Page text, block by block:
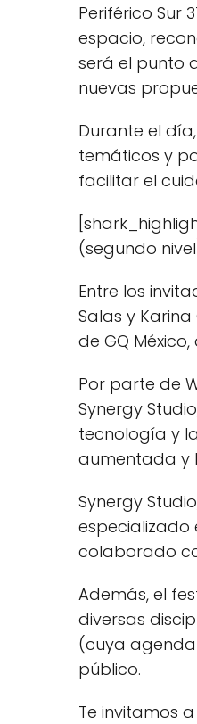
Periférico Sur
espacio,
será el punto
nuevas
Durante el
temáticos y
facilitar el
(segundo
Entre los
Salas y
de GQ
Por parte de
Synergy
tecnología y
aumentada y
Synergy
especializado
colaborado
Además, el
diversas
(cuya
público.
Te invitamos